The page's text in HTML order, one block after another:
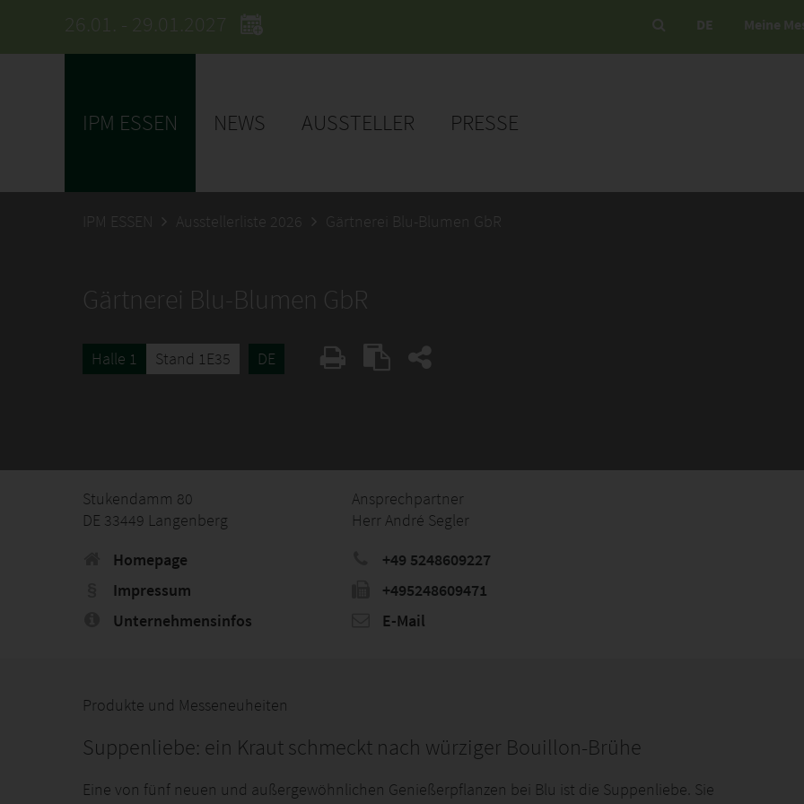
26.01. - 29.01.2027 DE Meine
IPM ESSEN NEWS AUSSTELLER PRESSE
IPM ESSEN Ausstellerliste 2026 Gärtnerei Blu-Blumen GbR
Gärtnerei Blu-Blumen GbR
Halle 1 Stand 1E35 DE
Stukendamm 80
DE 33449 Langenberg
Homepage
Impressum
Unternehmensinfos
Ansprechpartner
Herr André Segler
+49 5248609227
+495248609471
E-Mail
Produkte und Messeneuheiten
Suppenliebe: ein Kraut schmeckt nach würziger Bouillon-Brühe
Eine von fünf neuen und außergewöhnlichen Genießerpflanzen bei Blu ist die Suppenliebe. Sie